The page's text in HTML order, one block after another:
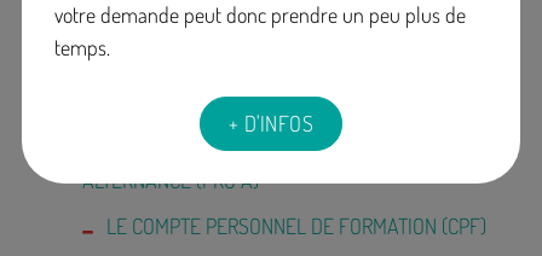
votre demande peut donc prendre un peu plus de
temps.
+ D'INFOS
L'OPCO, VOTRE PARTENAIRE PRIVILÉGIÉ DU
SECTEUR PRIVÉ
LE PLAN DE DÉVELOPPEMENT DE COMPÉTENCES
LA RECONVERSION OU PROMOTION PAR
ALTERNANCE (PRO A)
LE COMPTE PERSONNEL DE FORMATION (CPF)